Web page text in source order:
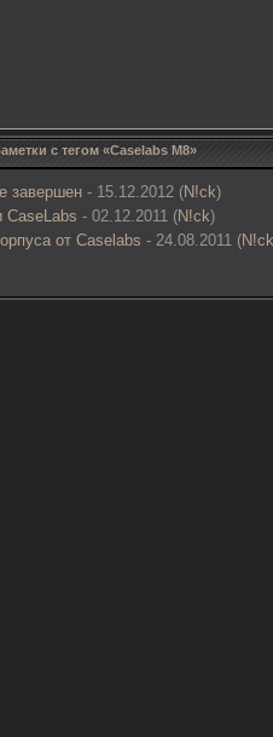
с тегом «Caselabs M8»
завершен - 15.12.2012 (N!ck)
CaseLabs - 02.12.2011 (N!ck)
от Caselabs - 24.08.2011 (N!ck